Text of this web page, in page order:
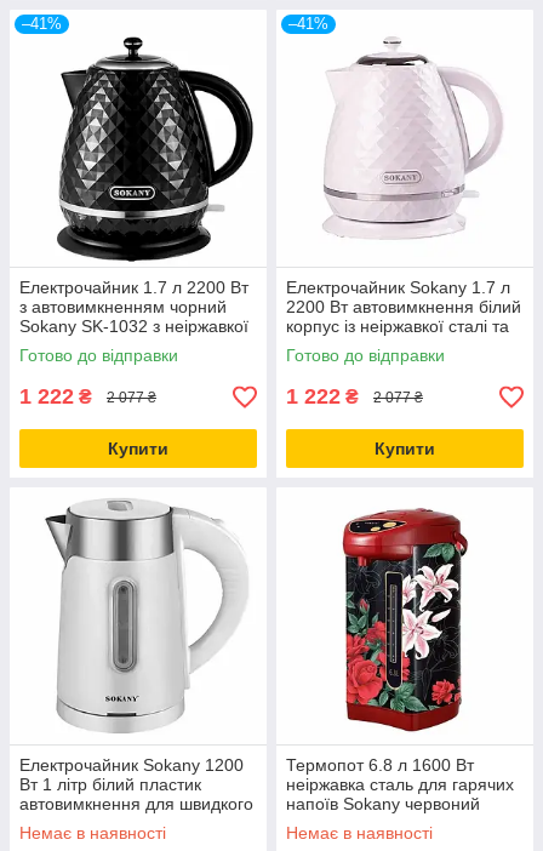
–41%
Електрочайник 1.7 л 2200 Вт
з автовимкненням чорний
Sokany SK-1032 з неіржавкої
сталі та пластику
Готово до відправки
1 222 ₴ 2 077 ₴
Купити
–41%
Електрочайник Sokany 1.7 л
2200 Вт автовимкнення білий
корпус із неіржавкої сталі та
пластику
Готово до відправки
1 222 ₴ 2 077 ₴
Купити
Електрочайник Sokany 1200
Вт 1 літр білий пластик
автовимкнення для швидкого
приготування чаю
Немає в наявності
Термопот 6.8 л 1600 Вт
неіржавка сталь для гарячих
напоїв Sokany червоний
Немає в наявності